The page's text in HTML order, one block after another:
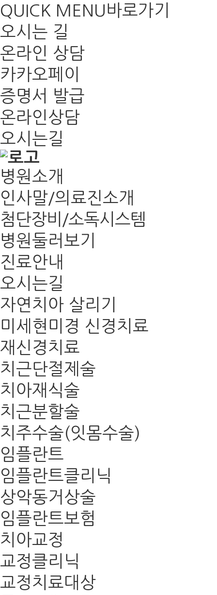
QUICK MENU바로가기
오시는 길
온라인 상담
카카오페이
증명서 발급
온라인상담
오시는길
병원소개
인사말/의료진소개
첨단장비/소독시스템
병원둘러보기
진료안내
오시는길
자연치아 살리기
미세현미경 신경치료
재신경치료
치근단절제술
치아재식술
치근분할술
치주수술(잇몸수술)
임플란트
임플란트클리닉
상악동거상술
임플란트보험
치아교정
교정클리닉
교정치료대상